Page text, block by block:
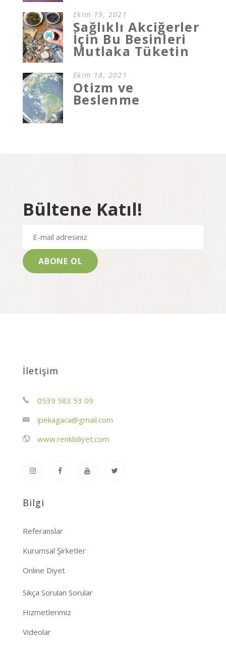
Ekim 19, 2021
Sağlıklı Akciğerler
İçin Bu Besinleri
Mutlaka Tüketin
Ekim 18, 2021
Otizm ve
Beslenme
Bültene Katıl!
İletişim
0539 583 53 09
ipekagaca@gmail.com
www.renklidiyet.com
Bilgi
Referanslar
Kurumsal Şirketler
Online Diyet
Sıkça Sorulan Sorular
Hizmetlerimiz
Videolar